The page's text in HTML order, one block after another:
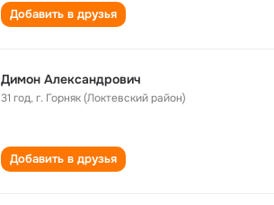
Добавить в друзья
Димон Александрович
31 год,г. Горняк (Локтевский район)
Добавить в друзья